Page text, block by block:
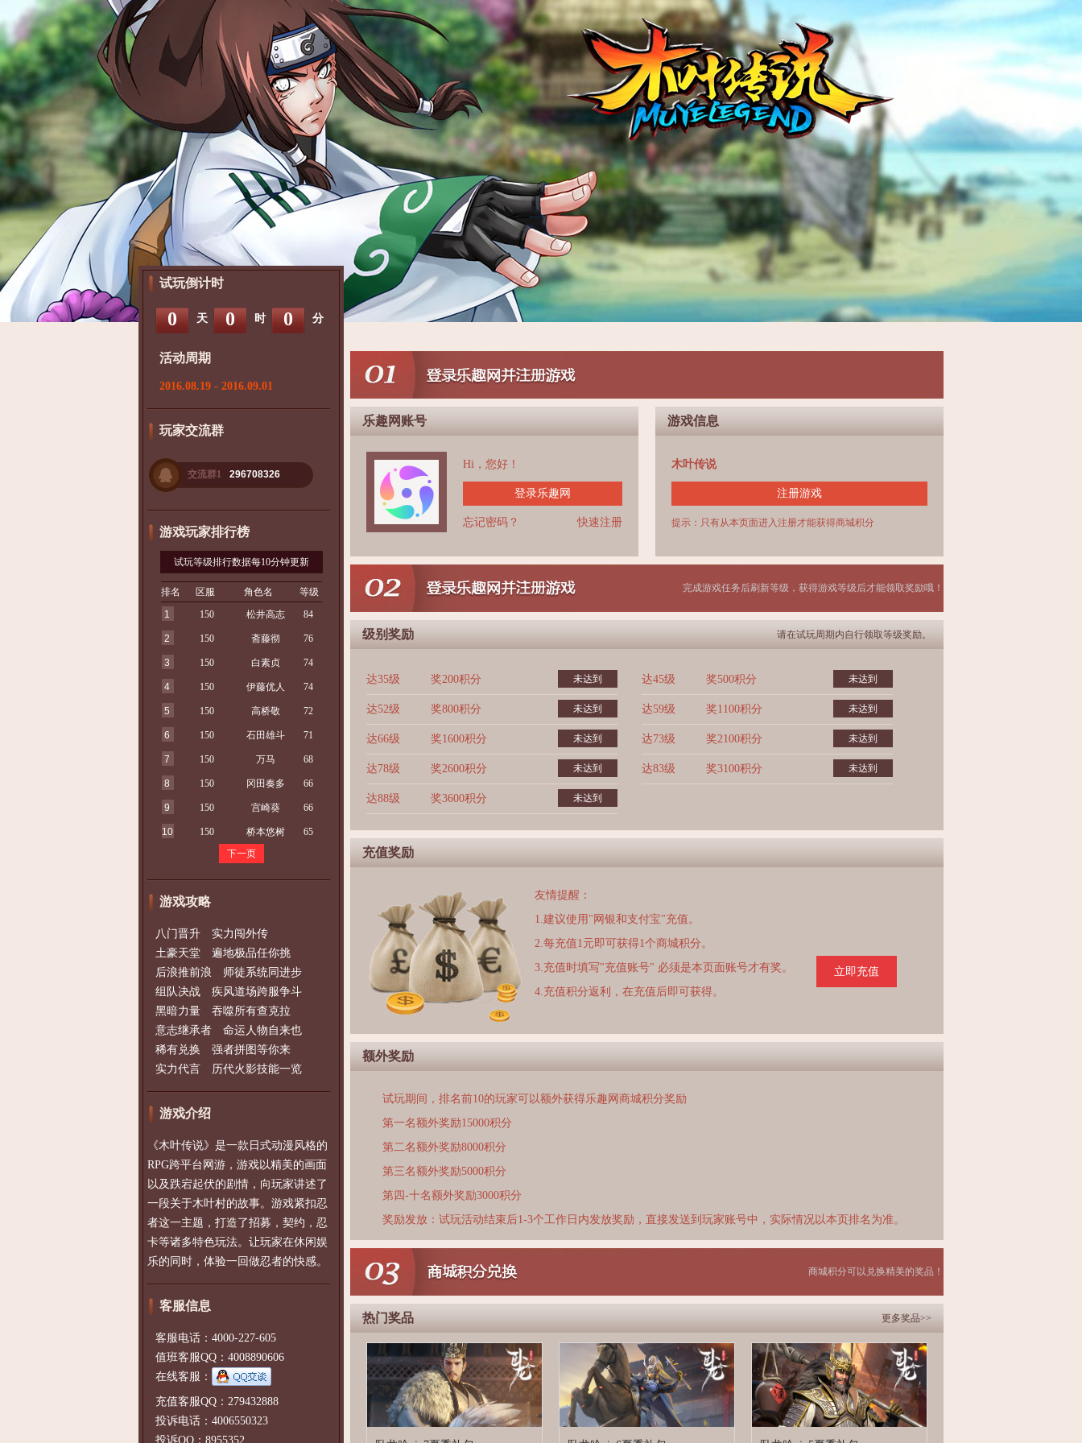
试玩倒计时
0 天 0 时 0 分
活动周期
2016.08.19 - 2016.09.01
玩家交流群
交流群1 296708326
游戏玩家排行榜
试玩等级排行数据每10分钟更新
排名 区服 角色名
等级
1
150 松井高志 84
2 150 斋藤彻 76
3 150 白素贞 74
4 150 伊藤优人 74
5 150 高桥敬 72
6 150 石田雄斗 71
7 150 万马 68
8 150 冈田奏多 66
9 150 宫崎葵 66
10 150 桥本悠树
65
下一页
游戏攻略
八门晋升 实力闯外传
土豪天堂 遍地极品任你挑
后浪推前浪 师徒系统同进步
组队决战 疾风道场跨服争斗
黑暗力量 吞噬所有查克拉
意志继承者 命运人物自来也
稀有兑换 强者拼图等你来
实力代言 历代火影技能一览
游戏介绍
《木叶传说》是一款日式动漫风格的
RPG跨平台网游，游戏以精美的画面
以及跌宕起伏的剧情，向玩家讲述了
一段关于木叶村的故事。游戏紧扣忍
者这一主题，打造了招募，契约，忍
卡等诸多特色玩法。让玩家在休闲娱
乐的同时，体验一回做忍者的快感。
客服信息
客服电话：4000-227-605
值班客服QQ：4008890606
在线客服：
充值客服QQ：279432888
投诉电话：4006550323
投诉QQ：8955352
乐趣网账号
Hi，您好！
登录乐趣网
快速注册
忘记密码？
游戏信息
木叶传说
注册游戏
提示：只有从本页面进入注册才能获得商城积分
完成游戏任务后刷新等级，获得游戏等级后才能领取奖励哦！
级别奖励 请在试玩周期内自行领取等级奖励。
达35级 奖200积分 未达到 达45级 奖500积分 未达到
达52级 奖800积分 未达到 达59级 奖1100积分 未达到
达66级 奖1600积分 未达到 达73级 奖2100积分 未达到
达78级 奖2600积分 未达到 达83级 奖3100积分 未达到
达88级 奖3600积分 未达到
充值奖励
友情提醒：
1.建议使用"网银和支付宝"充值。
2.每充值1元即可获得1个商城积分。
3.充值时填写"充值账号" 必须是本页面账号才有奖。
4.充值积分返利，在充值后即可获得。
立即充值
额外奖励
试玩期间，排名前10的玩家可以额外获得乐趣网商城积分奖励
第一名额外奖励15000积分
第二名额外奖励8000积分
第三名额外奖励5000积分
第四-十名额外奖励3000积分
奖励发放：试玩活动结束后1-3个工作日内发放奖励，直接发送到玩家账号中，实际情况以本页排名为准。
商城积分可以兑换精美的奖品！
热门奖品 更多奖品>>